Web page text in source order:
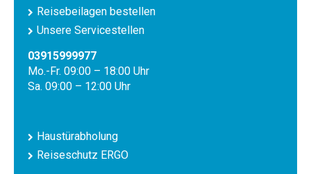
Reisebeilagen bestellen
Unsere Servicestellen
03915999977
Mo.-Fr. 09:00 – 18:00 Uhr
Sa. 09:00 – 12:00 Uhr
Haustürabholung
Reiseschutz ERGO